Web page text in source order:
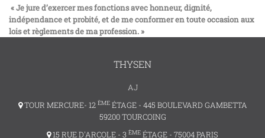
« Je jure d’exercer mes fonctions avec honneur, dignité,
indépendance et probité, et de me conformer en toute occasion aux
lois et règlements de ma profession. »
THYSEN
AJ
TOUR MERCURE- 12 ÈMEÉTAGE - 445 BOULEVARD GAMBETTA
59200 TOURCOING
15 RUE D'ARCOLE - 3 ÈME ÉTAGE - 75004 PARIS